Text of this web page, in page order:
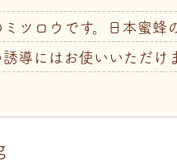
ツロウです。日本蜜蜂
導にはお使いいただけ